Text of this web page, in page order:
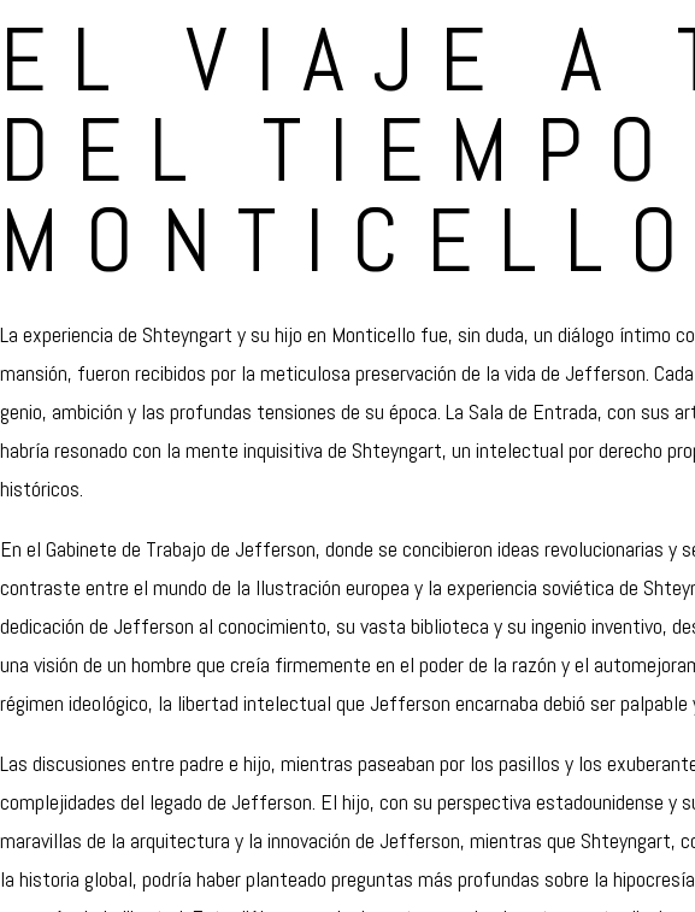
EL VIAJE A
DEL TIEMPO
MONTICELLO
La experiencia de Shteyngart y su hijo en Monticello fue, sin duda, un diálogo íntimo
mansión, fueron recibidos por la meticulosa preservación de la vida de Jefferson.
genio, ambición y las profundas tensiones de su época. La Sala de Entrada, con sus
habría resonado con la mente inquisitiva de Shteyngart, un intelectual por derecho
históricos.
En el Gabinete de Trabajo de Jefferson, donde se concibieron ideas revolucionarias
contraste entre el mundo de la Ilustración europea y la experiencia soviética de
dedicación de Jefferson al conocimiento, su vasta biblioteca y su ingenio inventivo,
una visión de un hombre que creía firmemente en el poder de la razón y el
régimen ideológico, la libertad intelectual que Jefferson encarnaba debió ser palpable
Las discusiones entre padre e hijo, mientras paseaban por los pasillos y los
complejidades del legado de Jefferson. El hijo, con su perspectiva estadounidense y
maravillas de la arquitectura y la innovación de Jefferson, mientras que Shteyngart,
la historia global, podría haber planteado preguntas más profundas sobre la